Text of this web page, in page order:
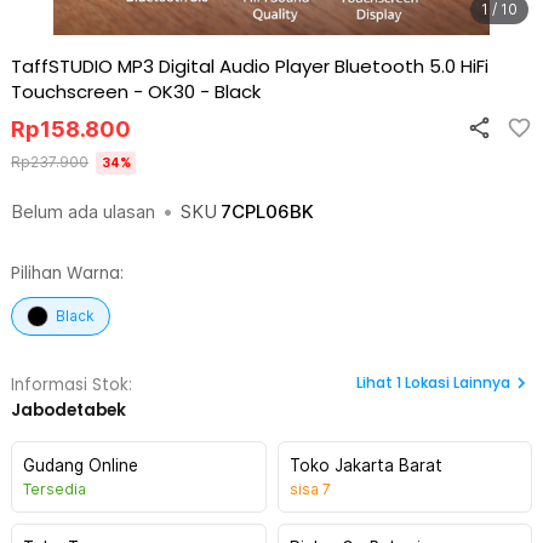
1 / 10
TaffSTUDIO MP3 Digital Audio Player Bluetooth 5.0 HiFi
Touchscreen - OK30 - Black
Belum ada ulasan • SKU 7CPL06BK
Rp158.800
Rp237.900 34%
Pilihan Warna:
Black
Informasi Stok:
Jabodetabek
Lihat 1Lokasi Lainnya
Gudang Online
Tersedia
Toko Jakarta Barat
sisa 7